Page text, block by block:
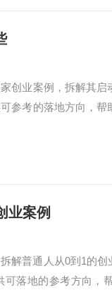
创业案例，拆解其
参考的落地方向，帮
业案例
解普通人从0到1的
落地的参考方向，